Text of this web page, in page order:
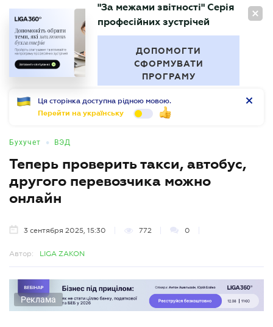
RU
БУХГАЛТЕР
"За межами звітності" Серія
професійних зустрічей
ДОПОМОГТИ
СФОРМУВАТИ
ПРОГРАМУ
Ця сторінка доступна рідною мовою.
Перейти на українську
Бухучет • ВЭД
Теперь проверить такси, автобус,
другого перевозчика можно
онлайн
3 сентября 2025, 15:30 772 0
Автор: LIGA ZAKON
Реклама